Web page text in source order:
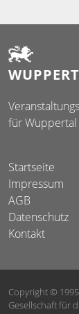
für Wuppertal
Startseite
Impressum
AGB
Datenschutz
Kontakt
Copyright ©
Gesellschaft für